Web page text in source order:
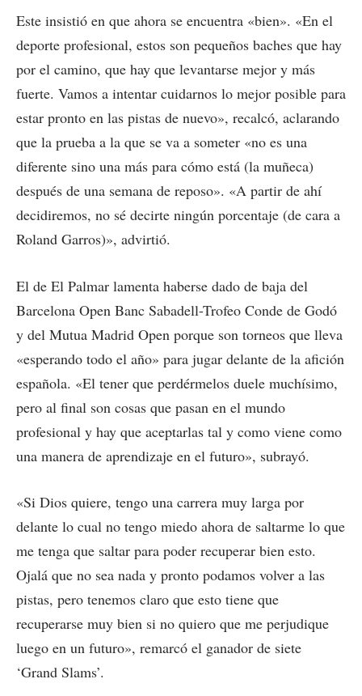
Este insistió en que ahora se encuentra «bien». «En el
deporte profesional, estos son pequeños baches que hay
por el camino, que hay que levantarse mejor y más
fuerte. Vamos a intentar cuidarnos lo mejor posible para
estar pronto en las pistas de nuevo», recalcó, aclarando
que la prueba a la que se va a someter «no es una
diferente sino una más para cómo está (la muñeca)
después de una semana de reposo». «A partir de ahí
decidiremos, no sé decirte ningún porcentaje (de cara a
Roland Garros)», advirtió.
El de El Palmar lamenta haberse dado de baja del
Barcelona Open Banc Sabadell-Trofeo Conde de Godó
y del Mutua Madrid Open porque son torneos que lleva
«esperando todo el año» para jugar delante de la afición
española. «El tener que perdérmelos duele muchísimo,
pero al final son cosas que pasan en el mundo
profesional y hay que aceptarlas tal y como viene como
una manera de aprendizaje en el futuro», subrayó.
«Si Dios quiere, tengo una carrera muy larga por
delante lo cual no tengo miedo ahora de saltarme lo que
me tenga que saltar para poder recuperar bien esto.
Ojalá que no sea nada y pronto podamos volver a las
pistas, pero tenemos claro que esto tiene que
recuperarse muy bien si no quiero que me perjudique
luego en un futuro», remarcó el ganador de siete
‘Grand Slams’.